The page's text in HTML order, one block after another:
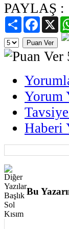
PAYLAŞ :
Paylaş X
Yorum
Haberi
Bu